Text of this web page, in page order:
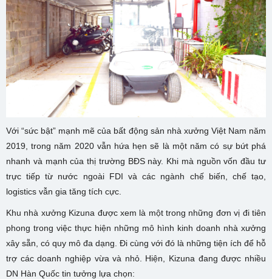
Với “sức bật” mạnh mẽ của bất động sản nhà xưởng Việt Nam năm
2019, trong năm 2020 vẫn hứa hẹn sẽ là một năm có sự bứt phá
nhanh và mạnh của thị trường BĐS này. Khi mà nguồn vốn đầu tư
trực tiếp từ nước ngoài FDI và các ngành chế biến, chế tạo,
logistics vẫn gia tăng tích cực.
Khu nhà xưởng Kizuna được xem là một trong những đơn vị đi tiên
phong trong việc thực hiện những mô hình kinh doanh nhà xưởng
xây sẵn, có quy mô đa dạng. Đi cùng với đó là những tiện ích để hỗ
trợ các doanh nghiệp vừa và nhỏ. Hiện, Kizuna đang được nhiều
DN Hàn Quốc tin tưởng lựa chọn: